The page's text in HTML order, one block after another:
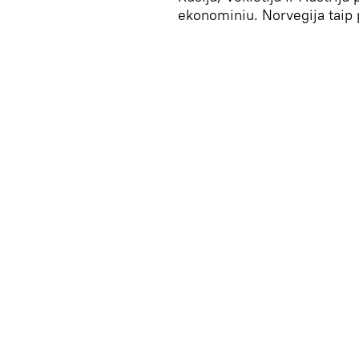
ekonominiu. Norvegija taip